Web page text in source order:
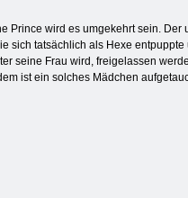
Prince wird es umgekehrt sein.
tatsächlich als Hexe
seine Frau wird, freigelassen
ist ein solches Mädchen